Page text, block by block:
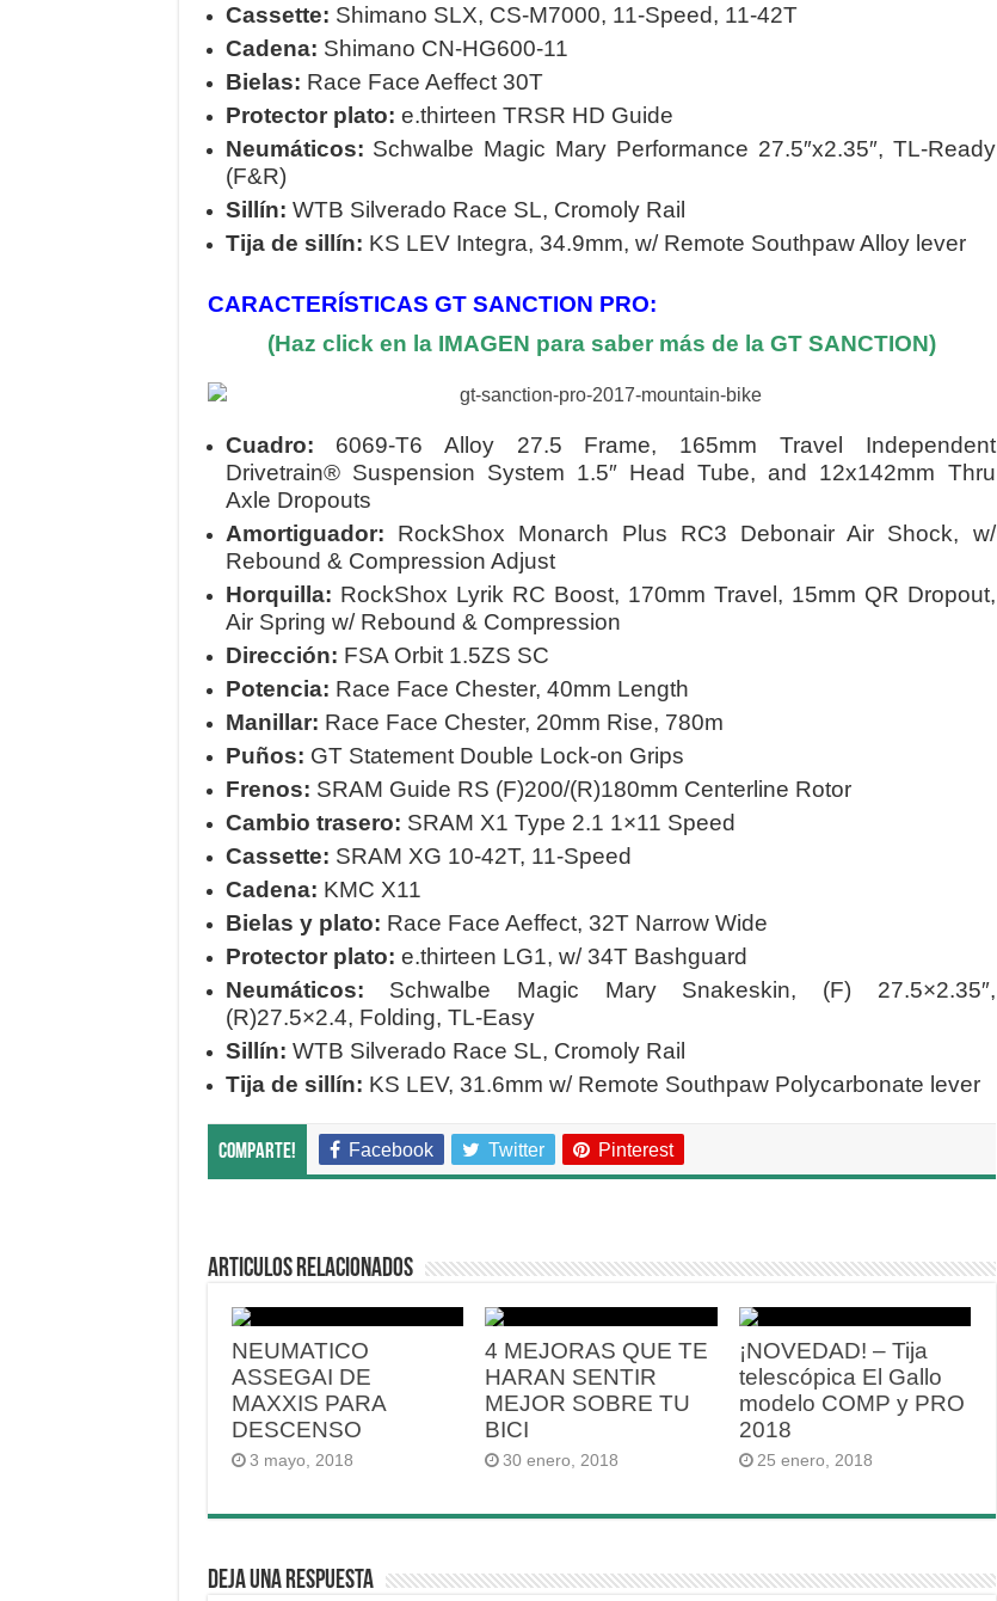
Cassette: Shimano SLX, CS-M7000, 11-Speed, 11-42T
Cadena: Shimano CN-HG600-11
Bielas: Race Face Aeffect 30T
Protector plato: e.thirteen TRSR HD Guide
Neumáticos: Schwalbe Magic Mary Performance 27.5″x2.35″, TL-Ready
(F&R)
Sillín: WTB Silverado Race SL, Cromoly Rail
Tija de sillín: KS LEV Integra, 34.9mm, w/ Remote Southpaw Alloy lever
CARACTERÍSTICAS GT SANCTION PRO:
(Haz click en la IMAGEN para saber más de la GT SANCTION)
Cuadro: 6069-T6 Alloy 27.5 Frame, 165mm Travel Independent
Drivetrain® Suspension System 1.5″ Head Tube, and 12x142mm Thru
Axle Dropouts
Amortiguador: RockShox Monarch Plus RC3 Debonair Air Shock, w/
Rebound & Compression Adjust
Horquilla: RockShox Lyrik RC Boost, 170mm Travel, 15mm QR Dropout,
Air Spring w/ Rebound & Compression
Dirección: FSA Orbit 1.5ZS SC
Potencia: Race Face Chester, 40mm Length
Manillar: Race Face Chester, 20mm Rise, 780m
Puños: GT Statement Double Lock-on Grips
Frenos: SRAM Guide RS (F)200/(R)180mm Centerline Rotor
Cambio trasero: SRAM X1 Type 2.1 1×11 Speed
Cassette: SRAM XG 10-42T, 11-Speed
Cadena: KMC X11
Bielas y plato: Race Face Aeffect, 32T Narrow Wide
Protector plato: e.thirteen LG1, w/ 34T Bashguard
Neumáticos: Schwalbe Magic Mary Snakeskin, (F) 27.5×2.35″,
(R)27.5×2.4, Folding, TL-Easy
Sillín: WTB Silverado Race SL, Cromoly Rail
Tija de sillín: KS LEV, 31.6mm w/ Remote Southpaw Polycarbonate lever
Comparte! Facebook Twitter Pinterest
Articulos relacionados
NEUMATICO
ASSEGAI DE
MAXXIS PARA
DESCENSO
3 mayo, 2018
4 MEJORAS QUE TE
HARAN SENTIR
MEJOR SOBRE TU
BICI
30 enero, 2018
¡NOVEDAD! – Tija
telescópica El Gallo
modelo COMP y PRO
2018
25 enero, 2018
Deja una respuesta